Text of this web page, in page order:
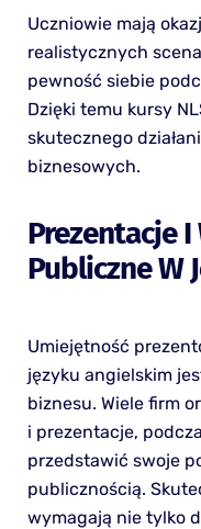
Uczniowie mają
realistycznych
pewność siebie
Dzięki temu kursy
skutecznego
biznesowych.
Prezentacje
Publiczne W
Umiejętność
języku angielskim
biznesu. Wiele firm
i prezentacje,
przedstawić swoje
publicznością.
wymagają nie tylko